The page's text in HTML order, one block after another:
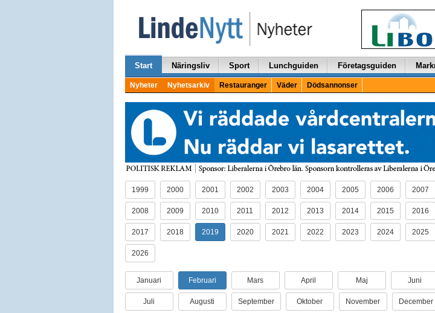
Start Näringsliv Sport Lunchguiden Företagsguiden
Nyheter Nyhetsarkiv Restauranger Väder Dödsannonser
1999 2000 2001 2002 2003 2004 2005 2006 2007
2008 2009 2010 2011 2012 2013 2014 2015 2016
2017 2018 2019 2020 2021 2022 2023 2024 2025
2026
Januari Februari Mars April Maj Juni
Juli Augusti September Oktober November December